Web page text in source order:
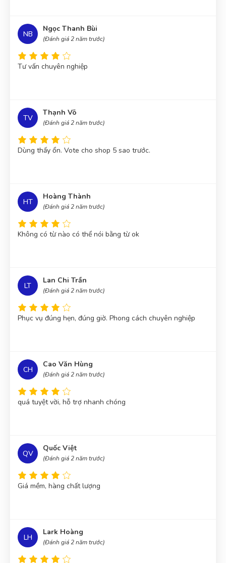
NB
Ngọc Thanh Bùi
(Đánh giá 2 năm trước)
Tư vấn chuyên nghiệp
TV
Thạnh Võ
(Đánh giá 2 năm trước)
Dùng thấy ổn. Vote cho shop 5 sao trước.
HT
Hoàng Thành
(Đánh giá 2 năm trước)
Không có từ nào có thể nói bằng từ ok
LT
Lan Chi Trần
(Đánh giá 2 năm trước)
Phục vụ đúng hẹn, đúng giờ. Phong cách chuyên nghiệp
CH
Cao Văn Hùng
(Đánh giá 2 năm trước)
quá tuyệt vời, hỗ trợ nhanh chóng
QV
Quốc Việt
(Đánh giá 2 năm trước)
Giá mềm, hàng chất lượng
LH
Lark Hoàng
(Đánh giá 2 năm trước)